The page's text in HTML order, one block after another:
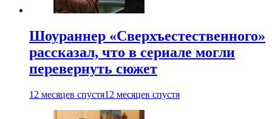
Шоураннер «Сверхъестественного»
рассказал, что в сериале могли
перевернуть сюжет
12 месяцев спустя12 месяцев спустя